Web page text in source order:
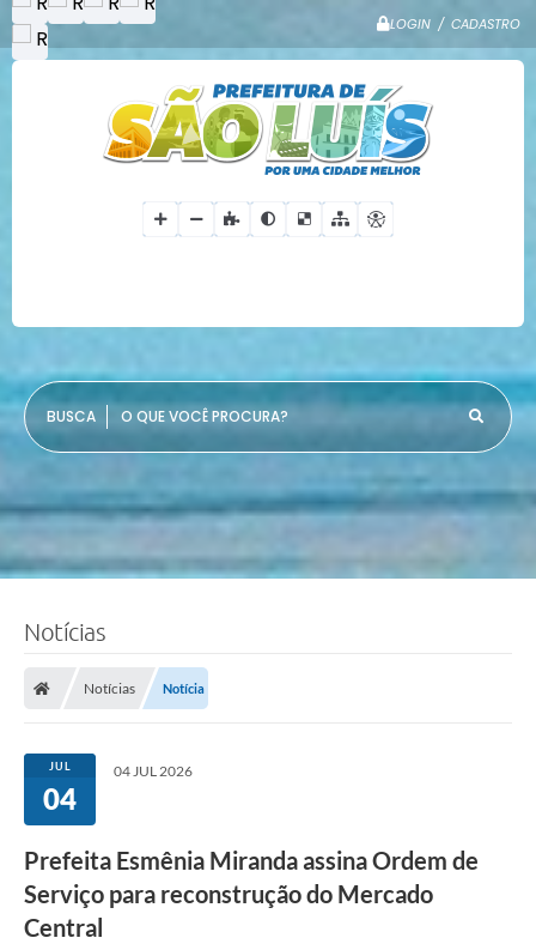
LOGIN / CADASTRO
O QUE VOCÊ PROCURA?
Notícias
Notícias Notícia
JUL
04
04 JUL 2026
Prefeita Esmênia Miranda assina Ordem de
Serviço para reconstrução do Mercado
Central